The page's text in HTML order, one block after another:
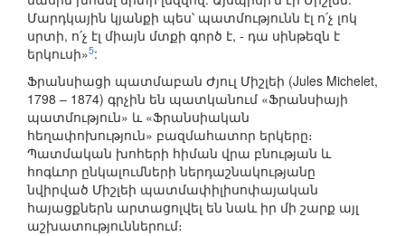
Մարդկային կյանքի պես՝ պատմությունն էլ ո՛չ լոկ
սրտի, ո՛չ էլ միայն մտքի գործ է, - դա սինթեզն է
երկուսի»5:
Ֆրանսիացի պատմաբան Ժյուլ Միշլեի (Jules Michelet,
1798 – 1874) գրչին են պատկանում «Ֆրանսիայի
պատմություն» և «Ֆրանսիական
հեղափոխություն» բազմահատոր երկերը։
Պատմական խոհերի հիման վրա բնության և
հոգևոր ընկալումների ներդաշնակությանը
նվիրված Միշլեի պատմափիլիսոփայական
հայացքներն արտացոլվել են նաև իր մի շարք այլ
աշխատություններում։